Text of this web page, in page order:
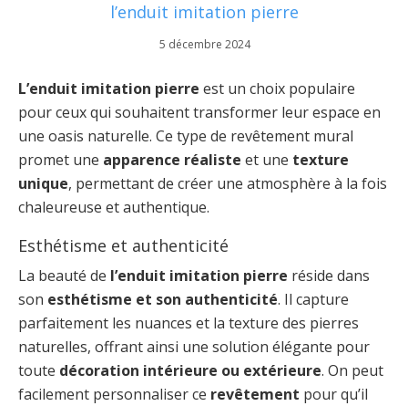
l’enduit imitation pierre
5 décembre 2024
L’enduit imitation pierre est un choix populaire
pour ceux qui souhaitent transformer leur espace en
une oasis naturelle. Ce type de revêtement mural
promet une apparence réaliste et une texture
unique, permettant de créer une atmosphère à la fois
chaleureuse et authentique.
Esthétisme et authenticité
La beauté de l’enduit imitation pierre réside dans
son esthétisme et son authenticité. Il capture
parfaitement les nuances et la texture des pierres
naturelles, offrant ainsi une solution élégante pour
toute décoration intérieure ou extérieure. On peut
facilement personnaliser ce revêtement pour qu’il